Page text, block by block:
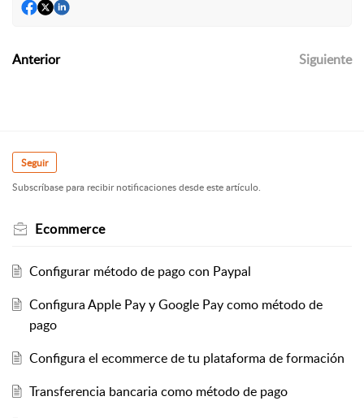
Anterior Siguiente
Seguir
Subscríbase para recibir notificaciones desde este artículo.
Ecommerce
Configurar método de pago con Paypal
Configura Apple Pay y Google Pay como método de
pago
Configura el ecommerce de tu plataforma de formación
Transferencia bancaria como método de pago